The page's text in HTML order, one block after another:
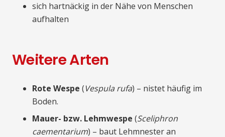
sich hartnäckig in der Nähe von Menschen
aufhalten
Weitere Arten
Rote Wespe (Vespula rufa) – nistet häufig im
Boden.
Mauer- bzw. Lehmwespe (Sceliphron
caementarium) – baut Lehmnester an